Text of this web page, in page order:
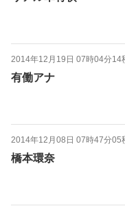
2014年12月19日 07時04分14
有働アナ
2014年12月08日 07時47分05
橋本環奈